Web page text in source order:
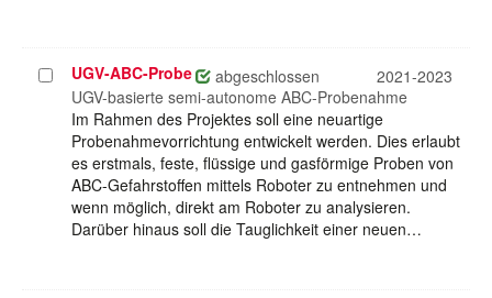
Projekt
auswählen
UGV-ABC-Probe abgeschlossen
2021-2023
UGV-basierte semi-autonome ABC-Probenahme
Im Rahmen des Projektes soll eine neuartige
Probenahmevorrichtung entwickelt werden. Dies erlaubt
es erstmals, feste, flüssige und gasförmige Proben von
ABC-Gefahrstoffen mittels Roboter zu entnehmen und
wenn möglich, direkt am Roboter zu analysieren.
Darüber hinaus soll die Tauglichkeit einer neuen…